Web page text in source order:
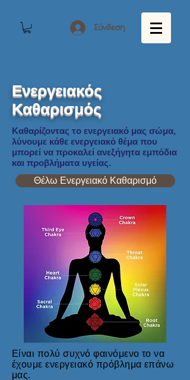
Σύνδεση
Ενεργειακός
Καθαρισμός
Καθαρίζοντας το ενεργειακό μας σώμα,
λύνουμε κάθε ενεργειακό θέμα που
μπορεί να προκαλεί ανεξήγητα εμπόδια
και προβλήματα υγείας.
Θέλω Ενεργειακό Καθαρισμό
Είναι πολύ συχνό φαινόμενο το να
έχουμε ενεργειακό πρόβλημα επάνω
μας.